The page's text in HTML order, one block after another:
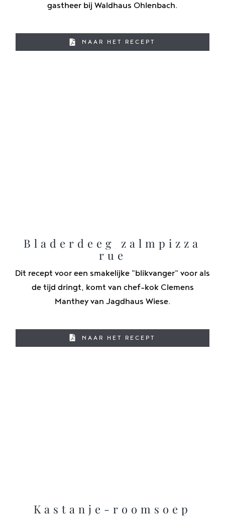
gastheer bij Waldhaus Ohlenbach.
NAAR HET RECEPT
Bladerdeeg zalmpizza
rue
Dit recept voor een smakelijke "blikvanger" voor als
de tijd dringt, komt van chef-kok Clemens
Manthey van Jagdhaus Wiese.
NAAR HET RECEPT
Kastanje-roomsoep